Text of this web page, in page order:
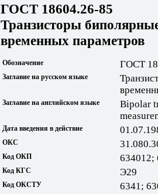
ГОСТ 18604.26-85
Транзисторы
временных параметров
Обозначение ГОСТ
Заглавие на русском языке
Заглавие на английском языке
Bipolar
Дата введения в действие
ОКС
Код ОКП 634012;
Код КГС Э29
Код ОКСТУ 6341;